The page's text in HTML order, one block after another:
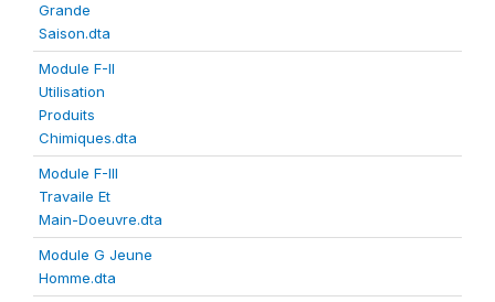
Grande
Saison.dta
Module F-II
Utilisation
Produits
Chimiques.dta
Module F-III
Travaile Et
Main-Doeuvre.dta
Module G Jeune
Homme.dta